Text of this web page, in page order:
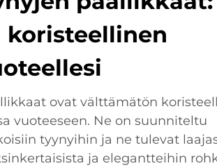
ovat välttämätön
vuoteeseen. Ne on suunniteltu
tyynyihin ja ne tulevat
ja elegantteihin